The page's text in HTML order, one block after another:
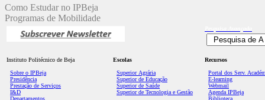
Como Estudar no IPBeja
Programas de Mobilidade
Instituto Politécnico de Beja
Sobre o IPBeja
Presidência
Prestação de Serviços
I&D
Escolas
Superior Agrária
Superior de Educação
Superior de Saúde
Superior de Tecnologia e Gestão
Recursos
Portal dos Serv.
E-learning
Webmail
Agenda IPBeja